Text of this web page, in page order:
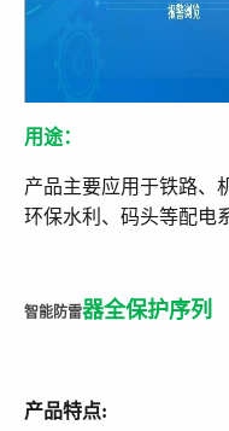
用途：
产品主要应用于铁路、
环保水利、码头等配电
智能防雷器全保护序列
产品特点: